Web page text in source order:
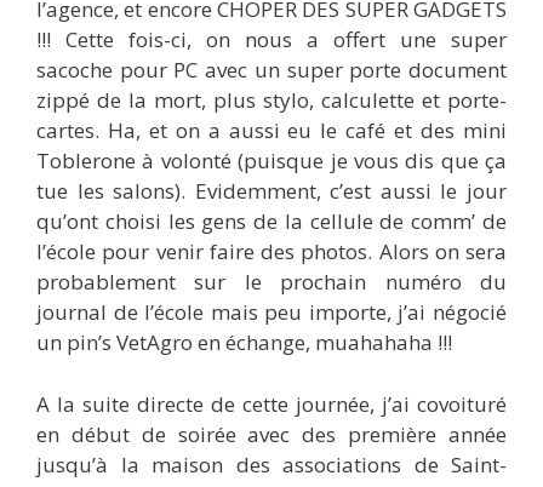
l’agence, et encore CHOPER DES SUPER GADGETS
!!! Cette fois-ci, on nous a offert une super
sacoche pour PC avec un super porte document
zippé de la mort, plus stylo, calculette et porte-
cartes. Ha, et on a aussi eu le café et des mini
Toblerone à volonté (puisque je vous dis que ça
tue les salons). Evidemment, c’est aussi le jour
qu’ont choisi les gens de la cellule de comm’ de
l’école pour venir faire des photos. Alors on sera
probablement sur le prochain numéro du
journal de l’école mais peu importe, j’ai négocié
un pin’s VetAgro en échange, muahahaha !!!
A la suite directe de cette journée, j’ai covoituré
en début de soirée avec des première année
jusqu’à la maison des associations de Saint-